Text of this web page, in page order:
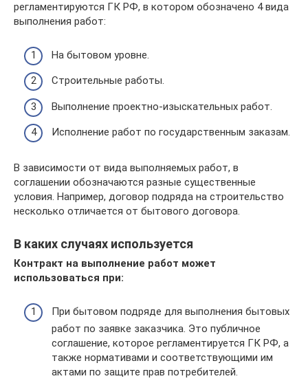
регламентируются ГК РФ, в котором обозначено 4 вида
выполнения работ:
На бытовом уровне.
Строительные работы.
Выполнение проектно-изыскательных работ.
Исполнение работ по государственным заказам.
В зависимости от вида выполняемых работ, в
соглашении обозначаются разные существенные
условия. Например, договор подряда на строительство
несколько отличается от бытового договора.
В каких случаях используется
Контракт на выполнение работ может
использоваться при:
При бытовом подряде для выполнения бытовых
работ по заявке заказчика. Это публичное
соглашение, которое регламентируется ГК РФ, а
также нормативами и соответствующими им
актами по защите прав потребителей.